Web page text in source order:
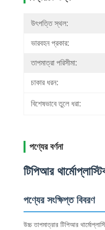
উৎপত্তি স্থল:
ভারবহন প্রকার:
তাপমাত্রা পরিসীমা:
চাকার ধরন:
বিশেষভাবে তুলে ধরা:
পণ্যের বর্ণনা
টিপিআর
পণ্যের সংক্ষিপ্ত বিবরণ
উচ্চ তাপমাত্রার টিপিআর